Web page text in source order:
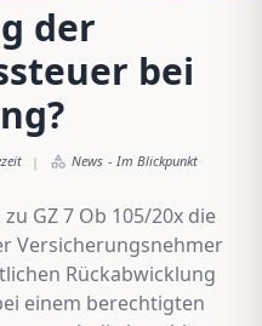
der
bei
| News - Im Blickpunkt
GZ 7 Ob 105/20x die
Versicherungsnehmer
Rückabwicklung
einem berechtigten